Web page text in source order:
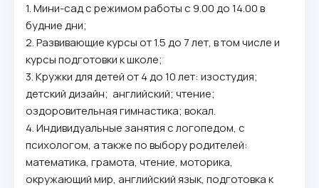
1. Мини-сад с режимом работы с 9.00 до 14.00 в
будние дни;
2. Развивающие курсы от 1.5 до 7 лет, в том числе и
курсы подготовки к школе;
3. Кружки для детей от 4 до 10 лет: изостудия;
детский дизайн; английский; чтение;
оздоровительная гимнастика; вокал.
4. Индивидуальные занятия с логопедом, с
психологом, а также по выбору родителей:
математика, грамота, чтение, моторика,
окружающий мир, английский язык, подготовка к